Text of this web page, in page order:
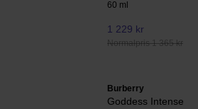
60 ml
1 229 kr
Normalpris 1 365 kr
Burberry
Goddess Intense